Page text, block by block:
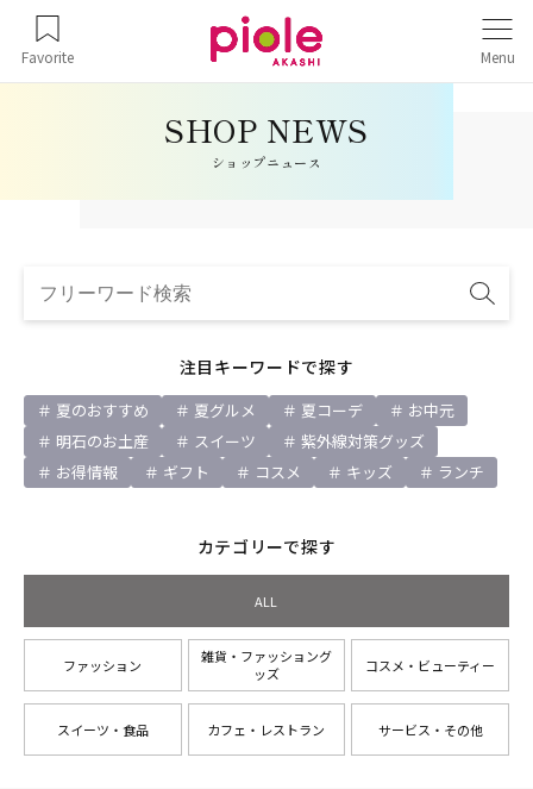
Favorite Menu
ショップニュース
注目キーワードで探す
夏のおすすめ 夏グルメ 夏コーデ
お中元
明石のお土産
スイーツ
紫外線対策グッズ
お得情報
ギフト コスメ キッズ ランチ
カテゴリーで探す
ALL
ファッション
雑貨・ファッショング
ッズ
コスメ・ビューティー
スイーツ・食品 カフェ・レストラン サービス・その他